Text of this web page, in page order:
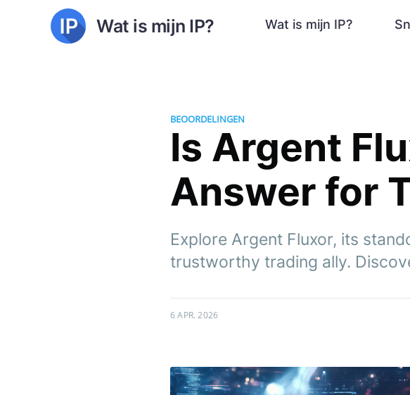
Wat is mijn IP? Wat is mijn IP?
BEOORDELINGEN
Is Argent
Answer for
Explore Argent Fluxor, its
trustworthy trading ally.
6 APR. 2026